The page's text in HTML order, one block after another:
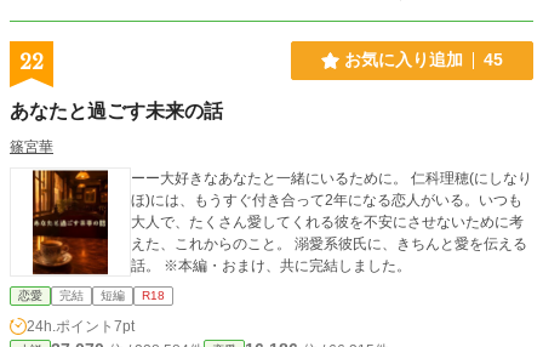
22 お気に入り追加 45
あなたと過ごす未来の話
篠宮華
ーー大好きなあなたと一緒にいるために。 仁科理穂(にしなり
ほ)には、もうすぐ付き合って2年になる恋人がいる。いつも
大人で、たくさん愛してくれる彼を不安にさせないために考
えた、これからのこと。 溺愛系彼氏に、きちんと愛を伝える
話。 ※本編・おまけ、共に完結しました。
恋愛 完結 短編 R18
24h.ポイント 7pt